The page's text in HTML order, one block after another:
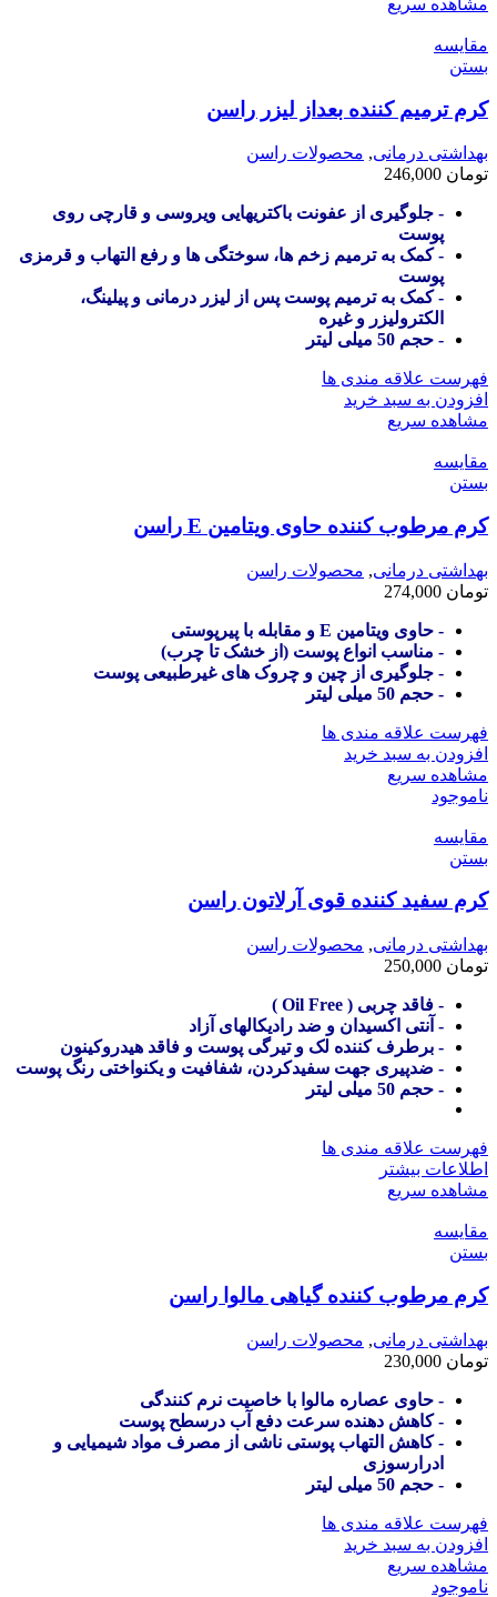
مقایسه
بستن
کرم ترمیم کننده بعداز لیزر راسن
بهداشتی درمانی, محصولات راسن
تومان
- جلوگیری از عفونت باکتریهایی ویروسی و قارچی روی
پوست
- کمک به ترمیم زخم ها، سوختگی ها و رفع التهاب و قرمزی
پوست
- کمک به ترمیم پوست پس از لیزر درمانی و پیلینگ،
الکترولیزر و غیره
- حجم 50 میلی لیتر
فهرست علاقه مندی ها
افزودن به سبد خرید
مشاهده سریع
مقایسه
بستن
کرم مرطوب کننده حاوی ویتامین E راسن
بهداشتی درمانی, محصولات راسن
تومان
- حاوی ویتامین E و مقابله با پیرپوستی
- مناسب انواع پوست (از خشک تا چرب)
- جلوگیری از چین و چروک های غیرطبیعی پوست
- حجم 50 میلی لیتر
فهرست علاقه مندی ها
افزودن به سبد خرید
مشاهده سریع
ناموجود
مقایسه
بستن
کرم سفید کننده قوی آرلاتون راسن
بهداشتی درمانی, محصولات راسن
تومان
- فاقد چربی ( Oil Free )
- آنتی اکسیدان و ضد رادیکالهای آزاد
- برطرف کننده لک و تیرگی پوست و فاقد هیدروکینون
- ضدپیری جهت سفیدکردن، شفافیت و یکنواختی رنگ پوست
- حجم 50 میلی لیتر
فهرست علاقه مندی ها
اطلاعات بیشتر
مشاهده سریع
مقایسه
بستن
کرم مرطوب کننده گیاهی مالوا راسن
بهداشتی درمانی, محصولات راسن
تومان
- حاوی عصاره مالوا با خاصیت نرم کنندگی
- کاهش دهنده سرعت دفع آب درسطح پوست
- کاهش التهاب پوستی ناشی از مصرف مواد شیمیایی و
ادرارسوزی
- حجم 50 میلی لیتر
فهرست علاقه مندی ها
افزودن به سبد خرید
مشاهده سریع
ناموجود